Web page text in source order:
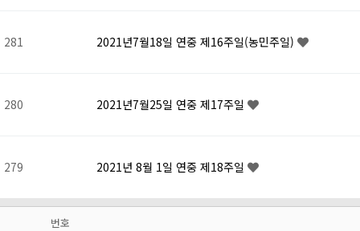
281 2021년7월18일 연중 제16주일(농민주일)
280 2021년7월25일 연중 제17주일
279 2021년 8월 1일 연중 제18주일
번호